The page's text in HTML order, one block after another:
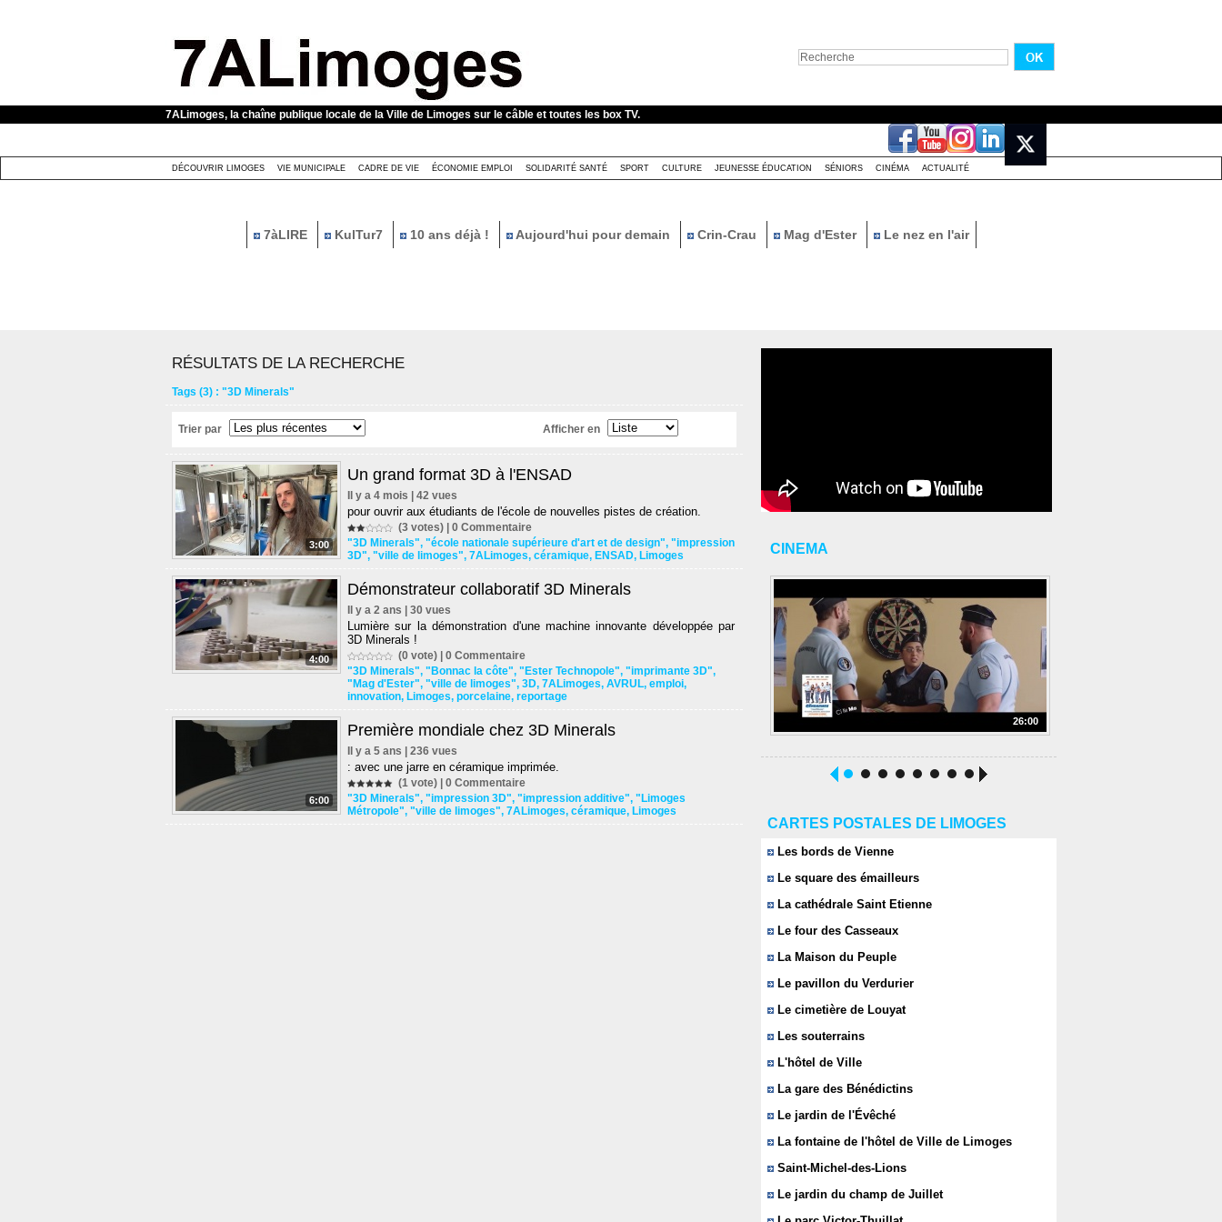
7ALimoges, la chaîne publique locale de la Ville de Limoges sur le câble et toutes les box TV.
DÉCOUVRIR LIMOGES VIE MUNICIPALE CADRE DE VIE ÉCONOMIE EMPLOI SOLIDARITÉ SANTÉ SPORT CULTURE JEUNESSE ÉDUCATION SÉNIORS CINÉMA ACTUALITÉ
7àLIRE KulTur7 10 ans déjà ! Aujourd'hui pour demain Crin-Crau Mag d'Ester Le nez en l'air
RÉSULTATS DE LA RECHERCHE
Tags (3) : "3D Minerals"
Trier par Afficher en
3:00
Un grand format 3D à l'ENSAD
Il y a 4 mois | 42 vues
pour ouvrir aux étudiants de l'école de nouvelles pistes de création.
(3 votes) | 0 Commentaire
"3D Minerals", "école nationale supérieure d'art et de design", "impression
3D", "ville de limoges", 7ALimoges, céramique, ENSAD, Limoges
4:00
Démonstrateur collaboratif 3D Minerals
Il y a 2 ans | 30 vues
Lumière sur la démonstration d'une machine innovante développée par
3D Minerals !
(0 vote) | 0 Commentaire
"3D Minerals", "Bonnac la côte", "Ester Technopole", "imprimante 3D",
"Mag d'Ester", "ville de limoges", 3D, 7ALimoges, AVRUL, emploi,
innovation, Limoges, porcelaine, reportage
6:00
Première mondiale chez 3D Minerals
Il y a 5 ans | 236 vues
: avec une jarre en céramique imprimée.
(1 vote) | 0 Commentaire
"3D Minerals", "impression 3D", "impression additive", "Limoges
Métropole", "ville de limoges", 7ALimoges, céramique, Limoges
CINEMA
26:00
CARTES POSTALES DE LIMOGES
Les bords de Vienne
Le square des émailleurs
La cathédrale Saint Etienne
Le four des Casseaux
La Maison du Peuple
Le pavillon du Verdurier
Le cimetière de Louyat
Les souterrains
L'hôtel de Ville
La gare des Bénédictins
Le jardin de l'Évêché
La fontaine de l'hôtel de Ville de Limoges
Saint-Michel-des-Lions
Le jardin du champ de Juillet